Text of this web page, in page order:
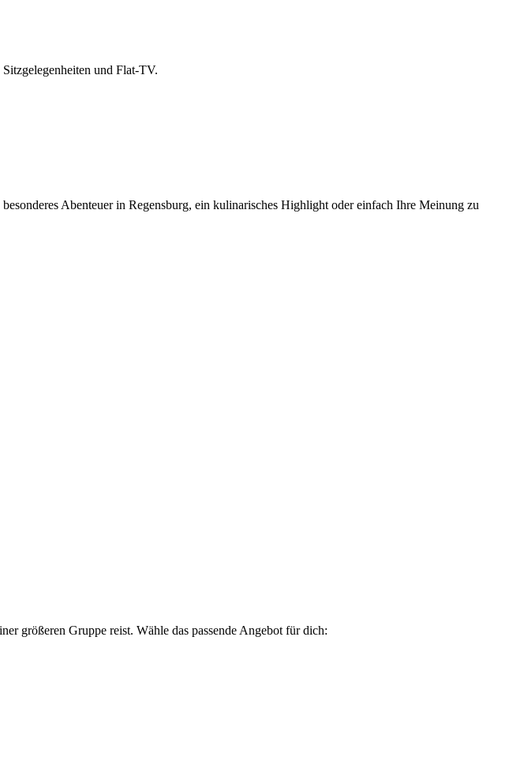
und Flat-TV.
Abenteuer in Regensburg, ein kulinarisches Highlight oder einfach Ihre Meinung zu
größeren Gruppe reist. Wähle das passende Angebot für dich: